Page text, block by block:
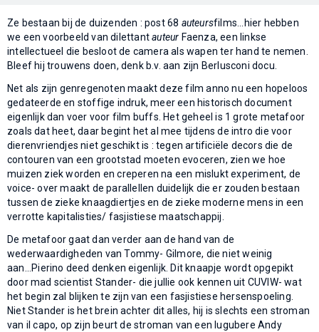
Ze bestaan bij de duizenden : post 68 auteursfilms...hier hebben
we een voorbeeld van dilettantauteur Faenza, een linkse
intellectueel die besloot de camera als wapen ter hand te nemen.
Bleef hij trouwens doen, denk b.v. aan zijn Berlusconi docu.
Net als zijn genregenoten maakt deze film anno nu een hopeloos
gedateerde en stoffige indruk, meer een historisch document
eigenlijk dan voer voor film buffs. Het geheel is 1 grote metafoor
zoals dat heet, daar begint het al mee tijdens de intro die voor
dierenvriendjes niet geschikt is : tegen artificiële decors die de
contouren van een grootstad moeten evoceren, zien we hoe
muizen ziek worden en creperen na een mislukt experiment, de
voice- over maakt de parallellen duidelijk die er zouden bestaan
tussen de zieke knaagdiertjes en de zieke moderne mens in een
verrotte kapitalisties/ fasjistiese maatschappij.
De metafoor gaat dan verder aan de hand van de
wederwaardigheden van Tommy- Gilmore, die niet weinig
aan...Pierino deed denken eigenlijk. Dit knaapje wordt opgepikt
door mad scientist Stander- die jullie ook kennen uit CUVIW- wat
het begin zal blijken te zijn van een fasjistiese hersenspoeling.
Niet Stander is het brein achter dit alles, hij is slechts een stroman
van il capo, op zijn beurt de stroman van een lugubere Andy